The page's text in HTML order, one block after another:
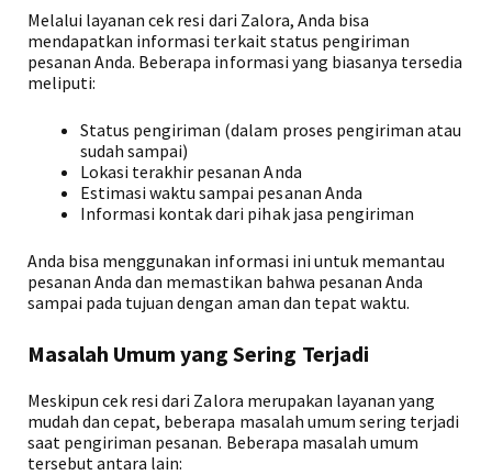
Melalui layanan cek resi dari Zalora, Anda bisa
mendapatkan informasi terkait status pengiriman
pesanan Anda. Beberapa informasi yang biasanya tersedia
meliputi:
Status pengiriman (dalam proses pengiriman atau
sudah sampai)
Lokasi terakhir pesanan Anda
Estimasi waktu sampai pesanan Anda
Informasi kontak dari pihak jasa pengiriman
Anda bisa menggunakan informasi ini untuk memantau
pesanan Anda dan memastikan bahwa pesanan Anda
sampai pada tujuan dengan aman dan tepat waktu.
Masalah Umum yang Sering Terjadi
Meskipun cek resi dari Zalora merupakan layanan yang
mudah dan cepat, beberapa masalah umum sering terjadi
saat pengiriman pesanan. Beberapa masalah umum
tersebut antara lain: